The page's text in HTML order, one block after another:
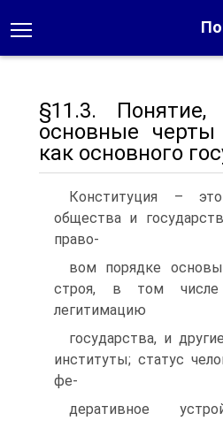
§11.3.
основные черты
как основного
Конституция –
общества и
право-
вом порядке основы
строя, в том числе
легитимацию
государства, и
институты; статус
фе-
деративное